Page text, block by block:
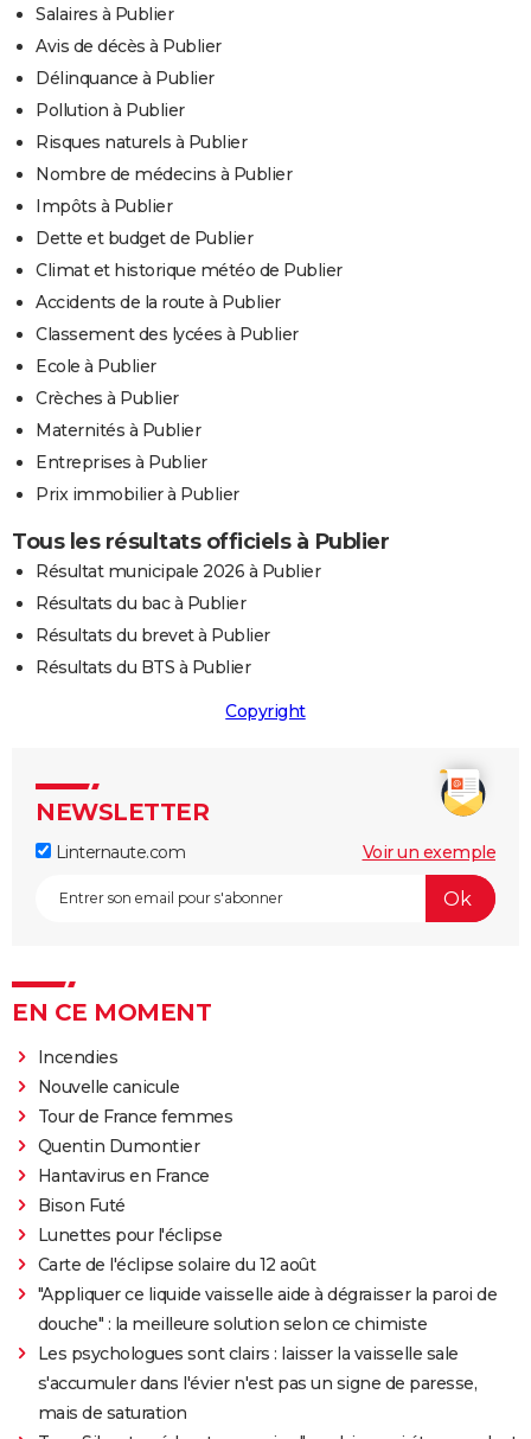
Salaires à Publier
Avis de décès à Publier
Délinquance à Publier
Pollution à Publier
Risques naturels à Publier
Nombre de médecins à Publier
Impôts à Publier
Dette et budget de Publier
Climat et historique météo de Publier
Accidents de la route à Publier
Classement des lycées à Publier
Ecole à Publier
Crèches à Publier
Maternités à Publier
Entreprises à Publier
Prix immobilier à Publier
Tous les résultats officiels à Publier
Résultat municipale 2026 à Publier
Résultats du bac à Publier
Résultats du brevet à Publier
Résultats du BTS à Publier
Copyright
NEWSLETTER
Linternaute.com Voir un exemple
EN CE MOMENT
Incendies
Nouvelle canicule
Tour de France femmes
Quentin Dumontier
Hantavirus en France
Bison Futé
Lunettes pour l'éclipse
Carte de l'éclipse solaire du 12 août
"Appliquer ce liquide vaisselle aide à dégraisser la paroi de
douche" : la meilleure solution selon ce chimiste
Les psychologues sont clairs : laisser la vaisselle sale
s'accumuler dans l'évier n'est pas un signe de paresse,
mais de saturation